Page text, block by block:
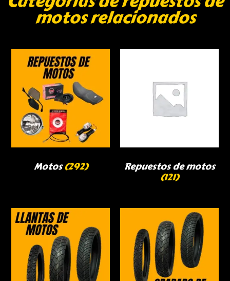
motos relacionados
Motos(292) Repuestos de motos
(121)